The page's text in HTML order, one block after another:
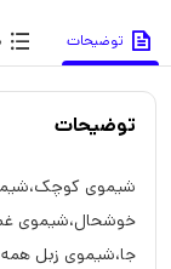
توضیحات
توضیحات
شیموی
خوشحال،شیموی
جا،شیموی زبل